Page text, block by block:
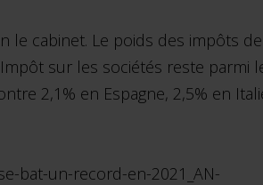
le cabinet. Le poids des impôts de
sur les sociétés reste parmi
2,1% en Espagne, 2,5% en
bat-un-record-en-2021_AN-